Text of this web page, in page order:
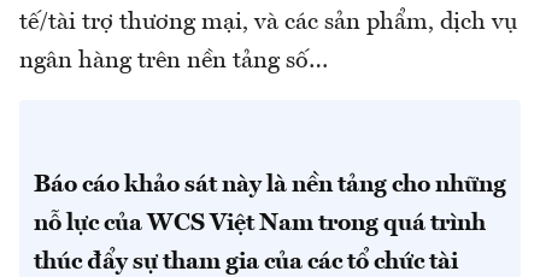
tế/tài trợ thương mại, và các sản phẩm, dịch vụ
ngân hàng trên nền tảng số…
Báo cáo khảo sát này là nền tảng cho những
nỗ lực của WCS Việt Nam trong quá trình
thúc đẩy sự tham gia của các tổ chức tài